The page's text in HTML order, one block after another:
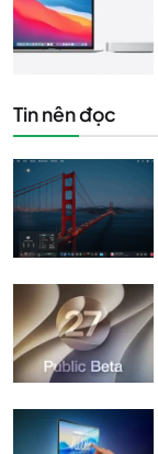
Tin nên đọc